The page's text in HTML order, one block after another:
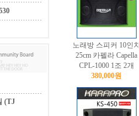
(TJ
노래방 스피커 10인치
25cm 카펠라 Capella
CPL-1000 1조 2개
380,000원